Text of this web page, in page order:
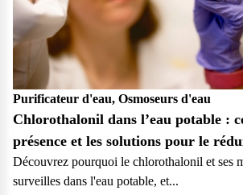
Purificateur d'eau, Osmoseurs d'eau
Chlorothalonil dans l’eau potable :
présence et les solutions pour le
Découvrez pourquoi le chlorothalonil et ses
surveilles dans l'eau potable, et...